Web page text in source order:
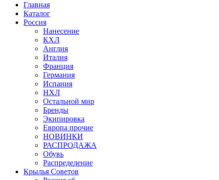
Главная
Каталог
Россия
Нанесение
КХЛ
Англия
Италия
Франция
Германия
Испания
НХЛ
Остальной мир
Бренды
Экипировка
Европа прочие
НОВИНКИ
РАСПРОДАЖА
Обувь
Распределение
Крылья Советов